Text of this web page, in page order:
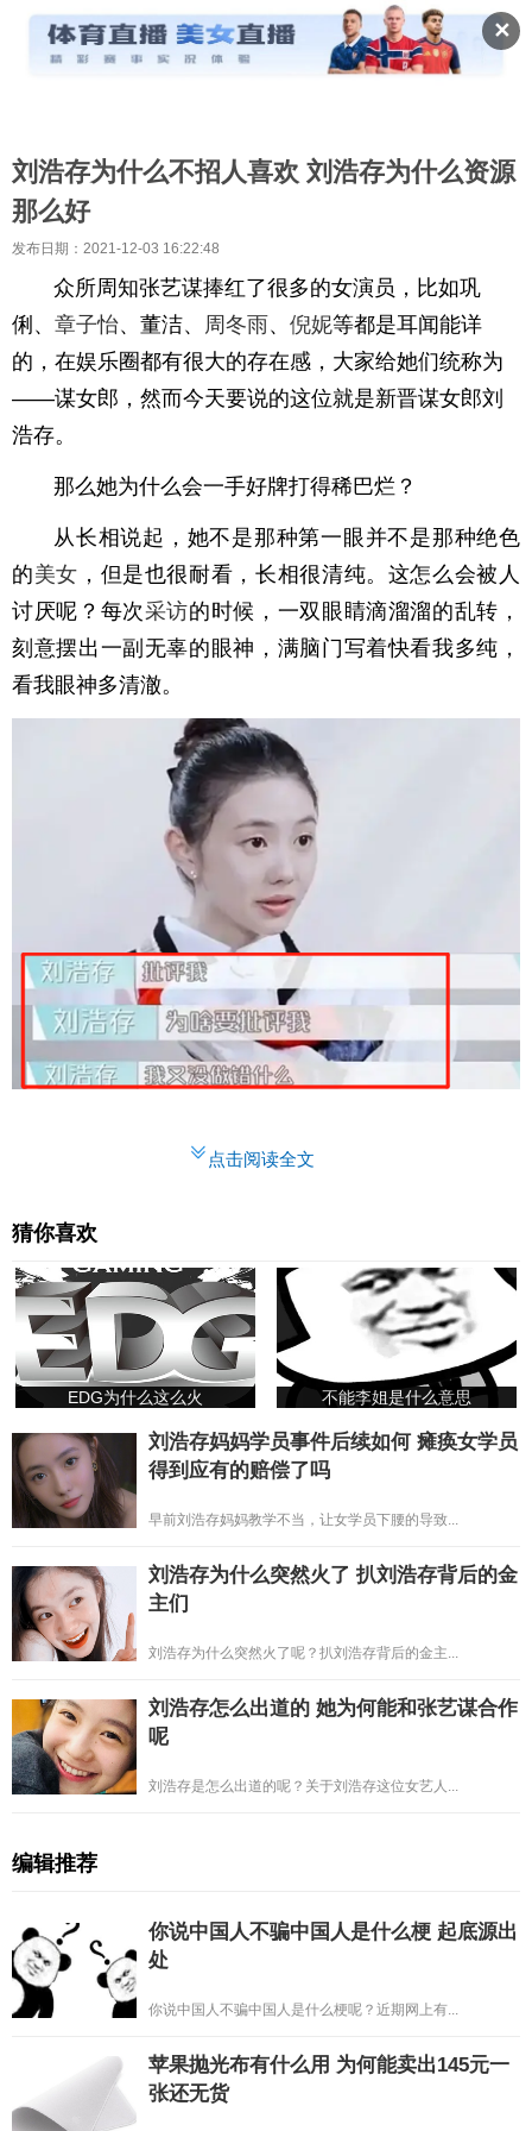
✕
刘浩存为什么不招人喜欢 刘浩存为什么资源
那么好
发布日期：2021-12-03 16:22:48
众所周知张艺谋捧红了很多的女演员，比如巩
俐、 章子怡、董洁、 周冬雨、 倪妮等都是耳闻能详
的，在娱乐圈都有很大的存在感，大家给她们统称为
——谋女郎，然而今天要说的这位就是新晋谋女郎刘
浩存。
那么她为什么会一手好牌打得稀巴烂？
从长相说起，她不是那种第一眼并不是那种绝色
的美女 ，但是也很耐看，长相很清纯。这怎么会被人
讨厌呢？每次采访的时候，一双眼睛滴溜溜的乱转，
刻意摆出一副无辜的眼神，满脑门写着快看我多纯，
看我眼神多清澈。
点击阅读全文
猜你喜欢
EDG为什么这么火 不能李姐是什么意思
刘浩存妈妈学员事件后续如何 瘫痪女学员
得到应有的赔偿了吗
早前刘浩存妈妈教学不当，让女学员下腰的导致...
刘浩存为什么突然火了 扒刘浩存背后的金
主们
刘浩存为什么突然火了呢？扒刘浩存背后的金主...
刘浩存怎么出道的 她为何能和张艺谋合作
呢
刘浩存是怎么出道的呢？关于刘浩存这位女艺人...
编辑推荐
你说中国人不骗中国人是什么梗 起底源出
处
你说中国人不骗中国人是什么梗呢？近期网上有...
苹果抛光布有什么用 为何能卖出145元一
张还无货